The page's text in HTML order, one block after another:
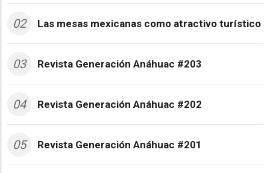
02 Las mesas mexicanas como atractivo turístico
03 Revista Generación Anáhuac #203
04 Revista Generación Anáhuac #202
05 Revista Generación Anáhuac #201